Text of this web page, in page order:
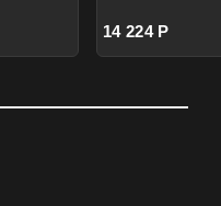
14 224 Р